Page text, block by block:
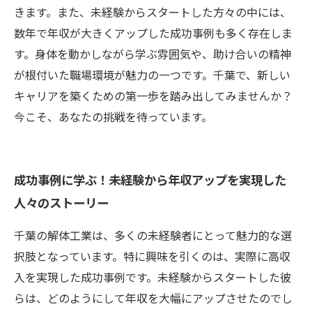
きます。また、未経験からスタートした方々の中には、
数年で年収が大きくアップした成功事例も多く存在しま
す。身体を動かしながら学ぶ雰囲気や、助け合いの精神
が根付いた職場環境が魅力の一つです。千葉で、新しい
キャリアを築くための第一歩を踏み出してみませんか？
今こそ、あなたの挑戦を待っています。
成功事例に学ぶ！未経験から年収アップを実現した
人々のストーリー
千葉の解体工業は、多くの未経験者にとって魅力的な選
択肢となっています。特に興味を引くのは、実際に高収
入を実現した成功事例です。未経験からスタートした彼
らは、どのようにして年収を大幅にアップさせたのでし